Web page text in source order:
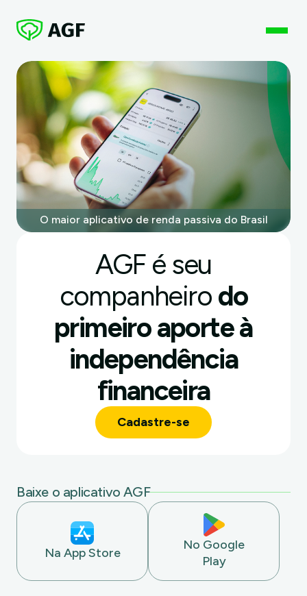
O maior aplicativo de renda passiva do Brasil
AGF é seu
companheiro do
primeiro aporte à
independência
financeira
Cadastre-se
Baixe o aplicativo AGF
Na App Store
No Google
Play